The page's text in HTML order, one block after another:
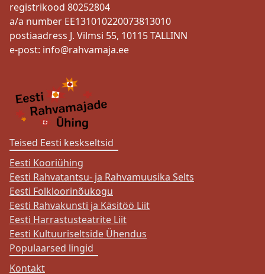
registrikood 80252804
a/a number EE131010220073813010
postiaadress J. Vilmsi 55, 10115 TALLINN
e-post: info@rahvamaja.ee
Teised Eesti keskseltsid
Eesti Kooriühing
Eesti Rahvatantsu- ja Rahvamuusika Selts
Eesti Folkloorinõukogu
Eesti Rahvakunsti ja Käsitöö Liit
Eesti Harrastusteatrite Liit
Eesti Kultuuriseltside Ühendus
Populaarsed lingid
Kontakt